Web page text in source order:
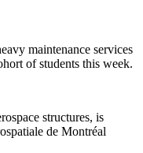
maintenance services
of students this week.
structures, is
de Montréal